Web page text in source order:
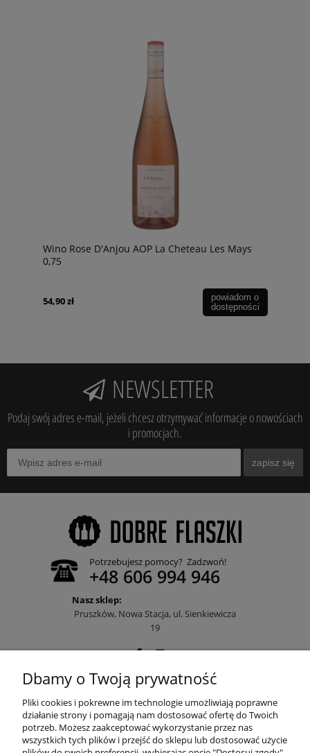
Wino Rose D'Anjou AOP La Cheteau Les Mays
0,75
54,90 zł
powiadom o
dostępności
NEWSLETTER
Podaj swój adres e-mail, jeżeli chcesz otrzymywać informacje o nowościach
i promocjach.
zapisz się
Potrzebujesz pomocy? Zadzwoń!
+48 606 994 946
Nasz sklep:
Pruszków, Nowa Stacja, ul. Sienkiewicza
19
POMOC
MOJE KONTO
Dbamy o Twoją prywatność
Pliki cookies i pokrewne im technologie umożliwiają poprawne
działanie strony i pomagają nam dostosować ofertę do Twoich
potrzeb. Możesz zaakceptować wykorzystanie przez nas
wszystkich tych plików i przejść do sklepu lub dostosować użycie